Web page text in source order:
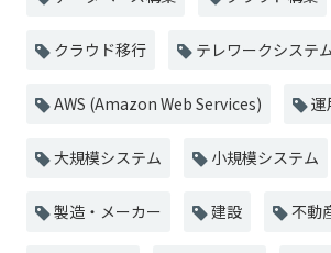
クラウド移行 テレワークシステ
AWS (Amazon Web Services) 運
大規模システム 小規模システム
製造・メーカー 建設 不動